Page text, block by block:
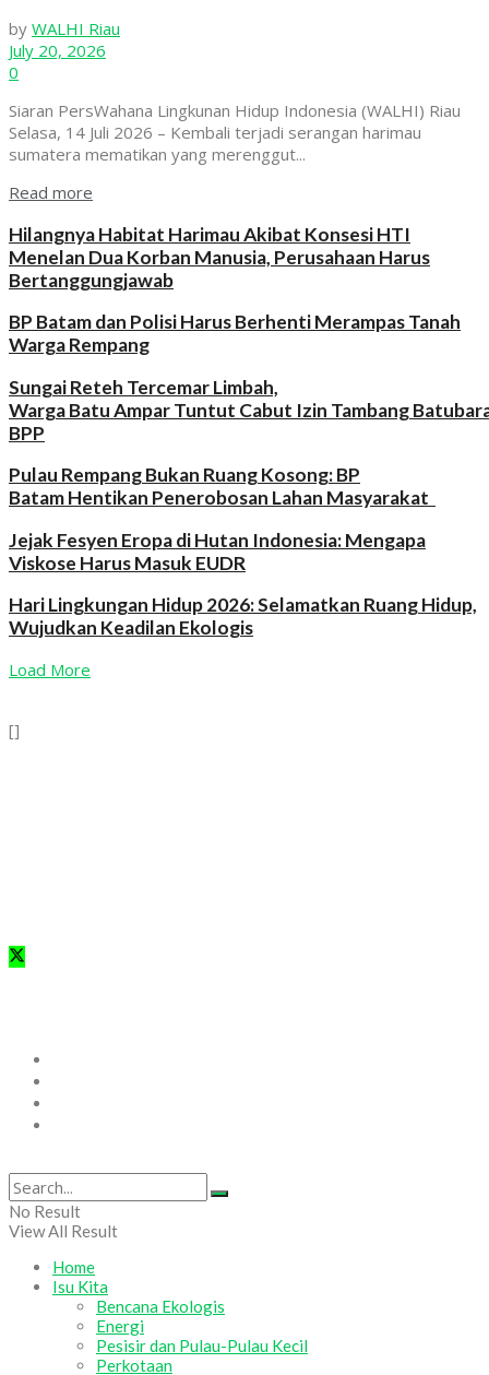
by WALHI Riau
July 20, 2026
0
Siaran PersWahana Lingkunan Hidup Indonesia (WALHI) Riau
Selasa, 14 Juli 2026 – Kembali terjadi serangan harimau
sumatera mematikan yang merenggut...
Read more
Hilangnya Habitat Harimau Akibat Konsesi HTI
Menelan Dua Korban Manusia, Perusahaan Harus
Bertanggungjawab
BP Batam dan Polisi Harus Berhenti Merampas Tanah
Warga Rempang
Sungai Reteh Tercemar Limbah,
Warga Batu Ampar Tuntut Cabut Izin Tambang
BPP
Pulau Rempang Bukan Ruang Kosong: BP
Batam Hentikan Penerobosan Lahan Masyarakat
Jejak Fesyen Eropa di Hutan Indonesia: Mengapa
Viskose Harus Masuk EUDR
Hari Lingkungan Hidup 2026: Selamatkan Ruang Hidup,
Wujudkan Keadilan Ekologis
Load More
[]
No Result
View All Result
Home
Isu Kita
Bencana Ekologis
Energi
Pesisir dan Pulau-Pulau Kecil
Perkotaan